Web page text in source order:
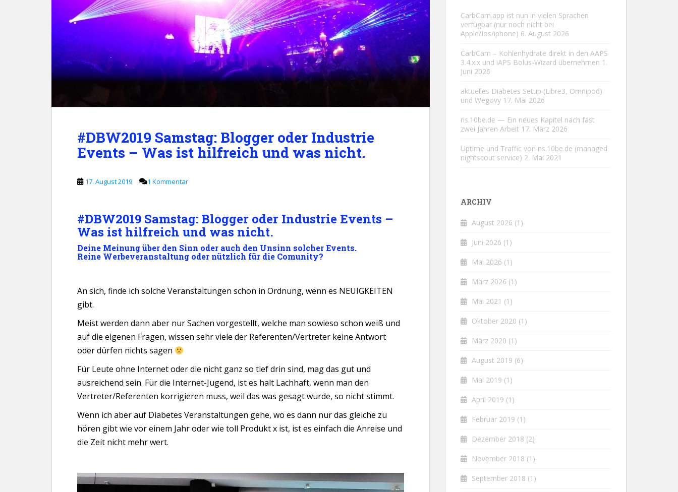
#DBW2019 Samstag: Blogger oder Industrie
Events – Was ist hilfreich und was nicht.
17. August 2019 1 Kommentar
#DBW2019 Samstag: Blogger oder Industrie Events –
Was ist hilfreich und was nicht.
Deine Meinung über den Sinn oder auch den Unsinn solcher Events.
Reine Werbeveranstaltung oder nützlich für die Comunity?
An sich, finde ich solche Veranstaltungen schon in Ordnung, wenn es NEUIGKEITEN
gibt.
Meist werden dann aber nur Sachen vorgestellt, welche man sowieso schon weiß und
auf die eigenen Fragen, wissen sehr viele der Referenten/Vertreter keine Antwort
oder dürfen nichts sagen
Für Leute ohne Internet oder die nicht ganz so tief drin sind, mag das gut und
ausreichend sein. Für die Internet-Jugend, ist es halt Lachhaft, wenn man den
Vertreter/Referenten korrigieren muss, weil das was gesagt wurde, so nicht stimmt.
Wenn ich aber auf Diabetes Veranstaltungen gehe, wo es dann nur das gleiche zu
hören gibt wie vor einem Jahr oder wie toll Produkt x ist, ist es einfach die Anreise und
die Zeit nicht mehr wert.
CarbCam.app ist nun in vielen Sprachen
verfügbar (nur noch nicht bei
Apple/Ios/iphone) 6. August 2026
CarbCam – Kohlenhydrate direkt in den AAPS
3.4.x.x und iAPS Bolus-Wizard übernehmen 1.
Juni 2026
aktuelles Diabetes Setup (Libre3, Omnipod)
und Wegovy 17. Mai 2026
ns.10be.de — Ein neues Kapitel nach fast
zwei Jahren Arbeit 17. März 2026
Uptime und Traffic von ns.10be.de (managed
nightscout service) 2. Mai 2021
ARCHIV
August 2026 (1)
Juni 2026 (1)
Mai 2026 (1)
März 2026 (1)
Mai 2021 (1)
Oktober 2020 (1)
März 2020 (1)
August 2019 (6)
Mai 2019 (1)
April 2019 (1)
Februar 2019 (1)
Dezember 2018 (2)
November 2018 (1)
September 2018 (1)